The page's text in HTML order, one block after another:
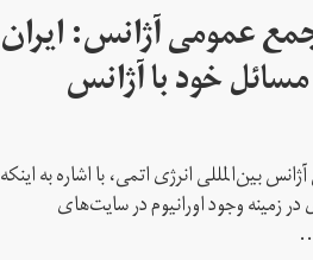
عمومی آژانس: ایران
خود با آژانس
بین‌المللی انرژی اتمی، با اشاره به اینکه
زمینه وجود اورانیوم در سایت‌های